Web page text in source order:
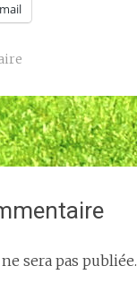
sera pas publiée.